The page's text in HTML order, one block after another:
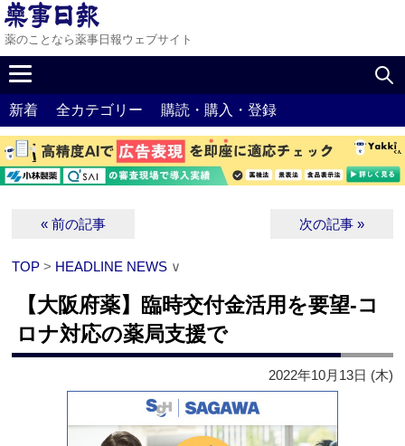
薬のことなら薬事日報ウェブサイト
新着 全カテゴリー 購読・購入・登録
« 前の記事 次の記事 »
TOP > HEADLINE NEWS ∨
【大阪府薬】臨時交付金活用を要望‐コ
ロナ対応の薬局支援で
2022年10月13日 (木)